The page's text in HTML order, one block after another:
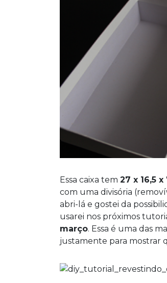
Essa caixa tem 27 x 16,5 x
com uma divisória
abri-lá e gostei da
usarei nos próximos
março. Essa é uma das
justamente para mostrar